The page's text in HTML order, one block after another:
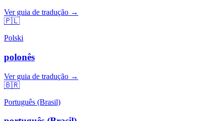
Ver guia de tradução →
🇵🇱
Polski
polonês
Ver guia de tradução →
🇧🇷
Português (Brasil)